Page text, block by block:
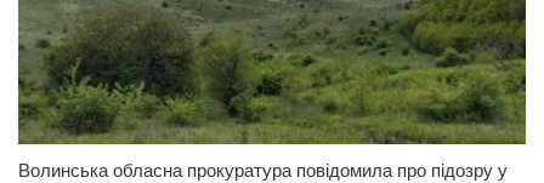
Волинська обласна прокуратура повідомила про підозру у